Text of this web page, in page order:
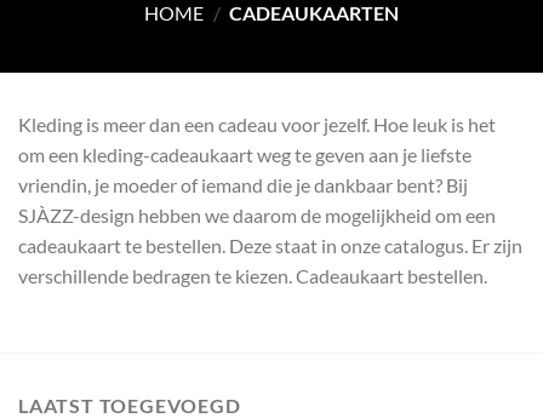
HOME / CADEAUKAARTEN
Kleding is meer dan een cadeau voor jezelf. Hoe leuk is het
om een kleding-cadeaukaart weg te geven aan je liefste
vriendin, je moeder of iemand die je dankbaar bent? Bij
SJÀZZ-design hebben we daarom de mogelijkheid om een
cadeaukaart te bestellen. Deze staat in onze catalogus. Er zijn
verschillende bedragen te kiezen. Cadeaukaart bestellen.
LAATST TOEGEVOEGD